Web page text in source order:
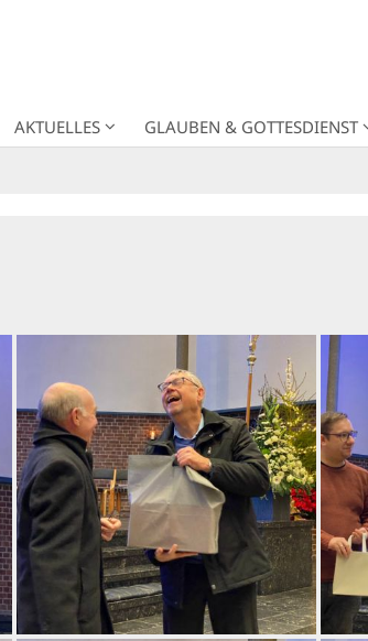
AKTUELLES GLAUBEN & GOTTESDIENST